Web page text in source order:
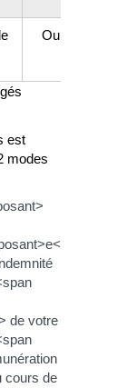
Oui
est
modes
Exposant>
de votre
cours de